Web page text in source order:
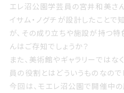
エレ沼公園学芸員の宮井和美さ
イサム・ノグチが設計したことで
が、その成り立ちや施設が持つ
んはご存知でしょうか？
また、美術館やギャラリーではな
員の役割とはどういうものなので
今回は、モエレ沼公園で開催中の